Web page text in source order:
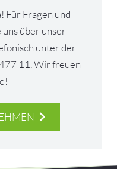
Für Fragen und
über unser
unter der
11. Wir freuen